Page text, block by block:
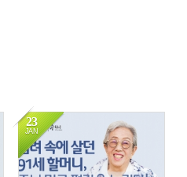
23
JAN
2142